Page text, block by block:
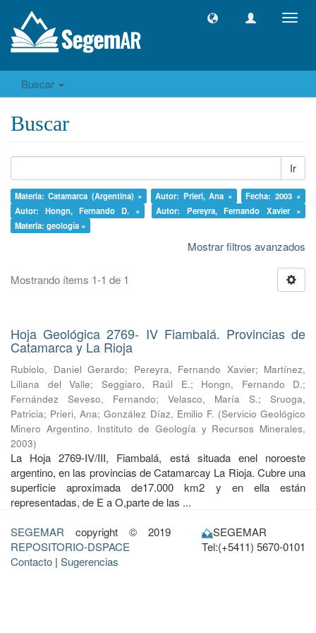
Buscar
Buscar
Ir
Materia: Catamarca (Argentina) × Autor: Prieri, Ana ×
Fecha: 2003 ×
Autor: Hongn, Fernando D. ×
Autor: Pereyra, Fernando Xavier ×
Materia: geología ×
Mostrar filtros avanzados
Mostrando ítems 1-1 de 1
Hoja Geológica 2769- IV Fiambalá. Provincias de
Catamarca y La Rioja
Rubiolo, Daniel Gerardo; Pereyra, Fernando Xavier; Martínez,
Liliana del Valle; Seggiaro, Raúl E.; Hongn, Fernando D.;
Fernández Seveso, Fernando; Velasco, María S.; Sruoga,
Patricia; Prieri, Ana;González Díaz, Emilio F. (Servicio Geológico
Minero Argentino. Instituto de Geología y Recursos Minerales,
2003)
La Hoja 2769-IV/III, Fiambalá, está situada enel noroeste
argentino, en las provincias de Catamarcay La Rioja. Cubre una
superficie aproximada de17.000 km2 y en ella están
representadas, de E a O,parte de las ...
SEGEMAR copyright © 2019
REPOSITORIO-DSPACE
Contacto | Sugerencias
SEGEMAR
Tel:(+5411) 5670-0101